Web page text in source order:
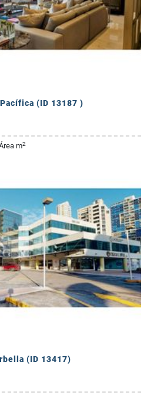
(ID 13187 )
m2
(ID 13417)